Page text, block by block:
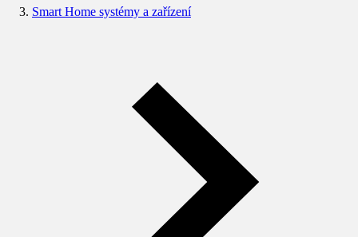
Smart Home systémy a zařízení